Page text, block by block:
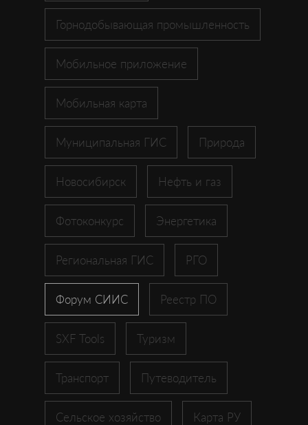
Горнодобывающая промышленность
Мобильное приложение
Мобильная карта
Муниципальная ГИС Природа
Новосибирск Нефть и газ
Фотоконкурс Энергетика
Региональная ГИС РГО
Форум СИИС Реестр ПО
SXF Tools Туризм
Транспорт Путеводитель
Сельское хозяйство Карта РУ